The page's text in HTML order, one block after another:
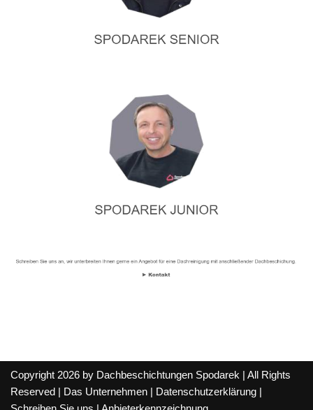
Copyright 2026 by Dachbeschichtungen Spodarek | All Rights
Reserved |
Das Unternehmen Datenschutzerklärung